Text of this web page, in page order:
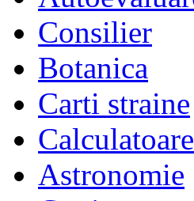
Consilier
Botanica
Carti straine
Calculatoare
Astronomie